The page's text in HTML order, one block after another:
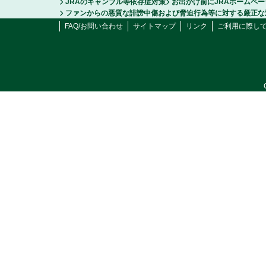
JRAのギャンブル等依存症対策
お出かけ前にJRAホームペ
ファンからの悪質な誹謗中傷および脅迫行為等に対する厳正
FAQ/お問い合わせ
サイトマップ リンク ご利用に際し